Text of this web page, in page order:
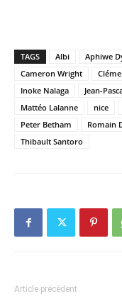
TAGS Albi Aphiwe
Cameron Wright
Inoke Nalaga
Jean-
Mattéo Lalanne
nice
Peter Betham
Romain
Thibault Santoro
Article précédent